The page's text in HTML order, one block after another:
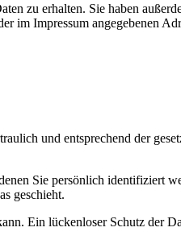
zu erhalten. Sie haben
im Impressum angegebenen
und entsprechend der
Sie persönlich identifiziert
geschieht.
Ein lückenloser Schutz der